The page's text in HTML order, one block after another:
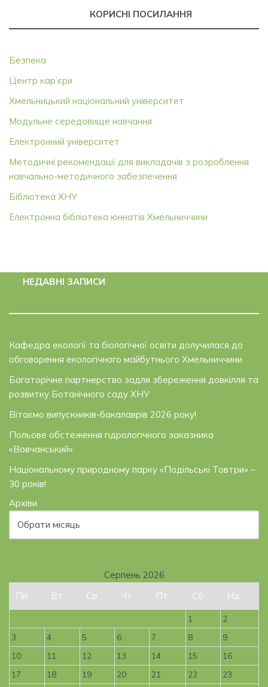
КОРИСНІ ПОСИЛАННЯ
Безпека
Центр кар’єри
Хмельницький національний університет
Модульне середовище навчання
Електронний університет
Методичні рекомендації для викладачів з розроблення
навчально-методичного забезпечення
Бібліотека ХНУ
Електронна бібліотека юннатів Хмельниччини
НЕДАВНІ ЗАПИСИ
Кафедра екології та біологічної освіти долучилася до
обговорення екологічного майбутнього Хмельниччини
Багаторічне партнерство задля збереження довкілля та
розвитку Ботанічного саду ХНУ
Вітаємо випускників-бакалаврів 2026 року!
Польове обстеження гідрологічного заказника
«Вовчанський»
Національному природному парку «Подільські Товтри» –
30 років!
Архіви
Серпень 2026
Пн
Вт Ср Чт Пт Сб Нд
1
2
3
4 5 6 7 8
9
10
11 12 13 14 15
16
17
18 19 20 21 22 23